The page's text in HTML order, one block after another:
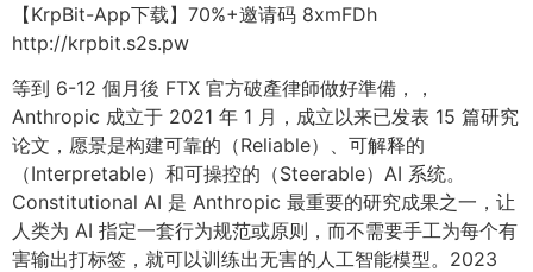
【KrpBit-App下载】70%+邀请码 8xmFDh
http://krpbit.s2s.pw
等到 6-12 個月後 FTX 官方破產律師做好準備，，
Anthropic 成立于 2021 年 1 月，成立以来已发表 15 篇研究
论文，愿景是构建可靠的（Reliable）、可解释的
（Interpretable）和可操控的（Steerable）AI 系统。
Constitutional AI 是 Anthropic 最重要的研究成果之一，让
人类为 AI 指定一套行为规范或原则，而不需要手工为每个有
害输出打标签，就可以训练出无害的人工智能模型。2023